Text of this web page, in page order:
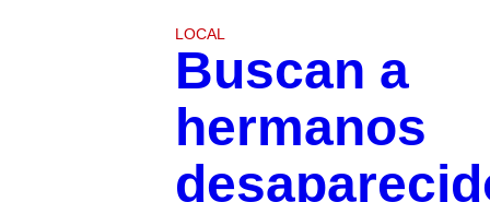
LOCAL
Buscan a
hermanos